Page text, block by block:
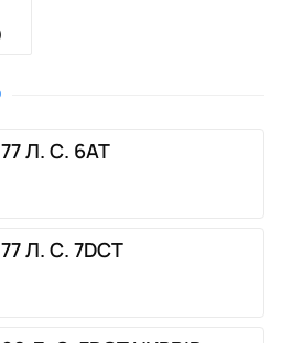
Л. С. 6AT
Л. С. 7DCT